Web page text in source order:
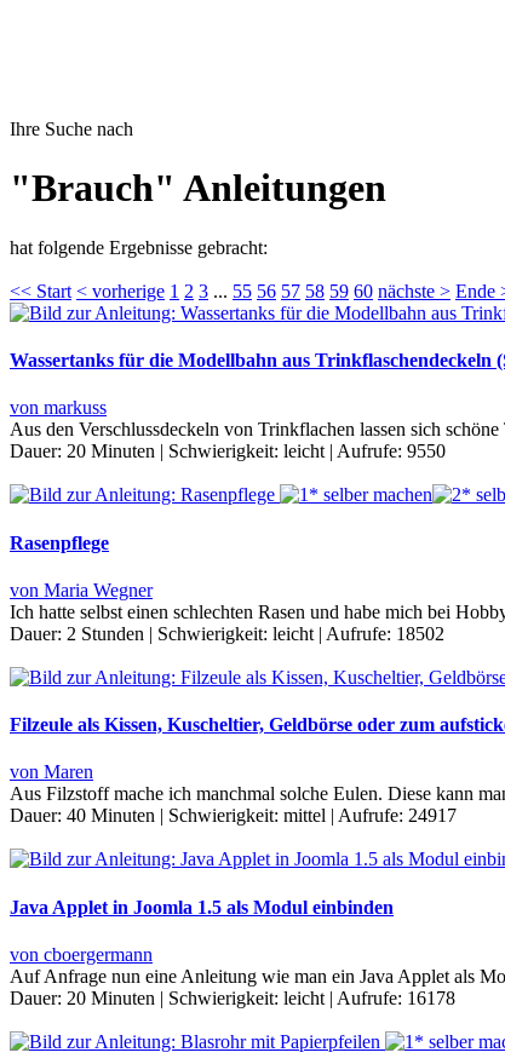
Ihre Suche nach
"Brauch" Anleitungen
hat folgende Ergebnisse gebracht:
<< Start < vorherige 1 2 3 ... 55 56 57 58 59 60 nächste > Ende
Wassertanks für die Modellbahn aus Trinkflaschendeckeln
von markuss
Aus den Verschlussdeckeln von Trinkflachen lassen sich
Dauer: 20 Minuten | Schwierigkeit: leicht | Aufrufe: 9550
Rasenpflege
von Maria Wegner
Ich hatte selbst einen schlechten Rasen und habe mich bei
Dauer: 2 Stunden | Schwierigkeit: leicht | Aufrufe: 18502
Filzeule als Kissen, Kuscheltier, Geldbörse oder zum
von Maren
Aus Filzstoff mache ich manchmal solche Eulen. Diese kann
Dauer: 40 Minuten Schwierigkeit: mittel Aufrufe: 24917
Java Applet in Joomla 1.5 als Modul einbinden
von cboergermann
Auf Anfrage nun eine Anleitung wie man ein Java Applet als
Dauer: 20 Minuten | Schwierigkeit: leicht | Aufrufe: 16178